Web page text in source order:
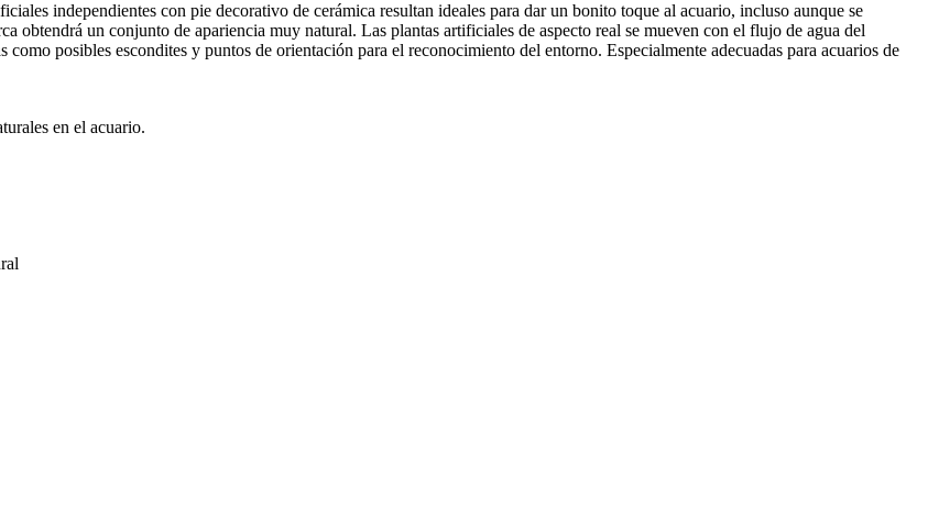
independientes con pie decorativo de cerámica resultan ideales para dar un bonito toque al acuario, incluso aunque se
obtendrá un conjunto de apariencia muy natural. Las plantas artificiales de aspecto real se mueven con el flujo de agua del
posibles escondites y puntos de orientación para el reconocimiento del entorno. Especialmente adecuadas para acuarios de
en el acuario.